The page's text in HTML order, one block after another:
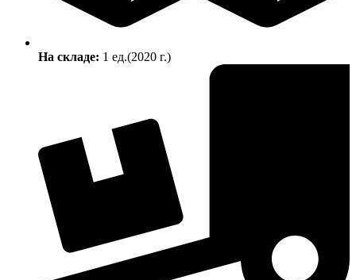
На складе: 1 ед.(2020 г.)